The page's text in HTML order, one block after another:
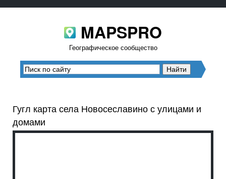
MAPSPRO
Географическое сообщество
Гугл карта села Новосеславино с улицами и
домами